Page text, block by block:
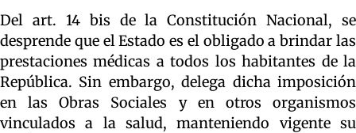
Del art. 14 bis de la Constitución Nacional, se
desprende que el Estado es el obligado a brindar las
prestaciones médicas a todos los habitantes de la
República. Sin embargo, delega dicha imposición
en las Obras Sociales y en otros organismos
vinculados a la salud, manteniendo vigente su